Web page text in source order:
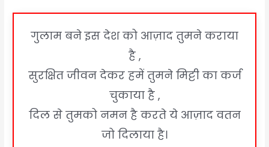
गुलाम बने इस देश को आज़ाद तुमने कराया
है ,
सुरक्षित जीवन देकर हमें तुमने मिट्टी का कर्ज
चुकाया है ,
दिल से तुमको नमन है करते ये आज़ाद वतन
जो दिलाया है।